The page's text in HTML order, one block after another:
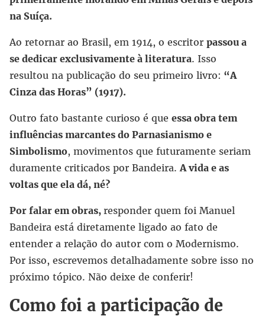
na Suíça.
Ao retornar ao Brasil, em 1914, o escritor passou a
se dedicar exclusivamente à literatura. Isso
resultou na publicação do seu primeiro livro: “A
Cinza das Horas” (1917).
Outro fato bastante curioso é que essa obra tem
influências marcantes do Parnasianismo e
Simbolismo, movimentos que futuramente seriam
duramente criticados por Bandeira. A vida e as
voltas que ela dá, né?
Por falar em obras, responder quem foi Manuel
Bandeira está diretamente ligado ao fato de
entender a relação do autor com o Modernismo.
Por isso, escrevemos detalhadamente sobre isso no
próximo tópico. Não deixe de conferir!
Como foi a participação de